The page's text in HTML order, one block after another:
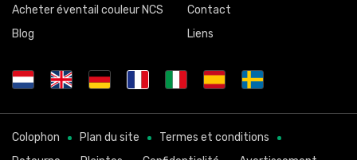
Acheter éventail couleur NCS
Blog
Contact
Liens
Colophon Plan du site
Termes et conditions